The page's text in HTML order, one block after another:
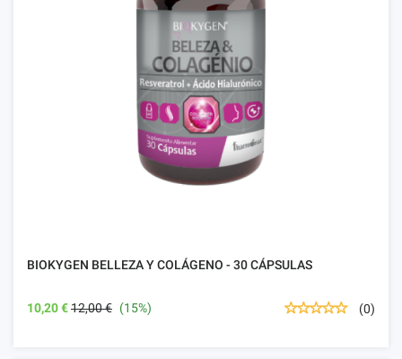
BIOKYGEN BELLEZA Y COLÁGENO - 30 CÁPSULAS
10,20 €12,00 € (15%) (0)